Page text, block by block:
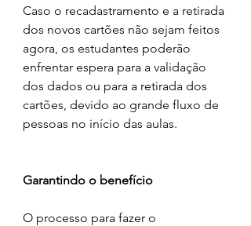
Caso o recadastramento e a retirada
dos novos cartões não sejam feitos
agora, os estudantes poderão
enfrentar espera para a validação
dos dados ou para a retirada dos
cartões, devido ao grande fluxo de
pessoas no início das aulas.
Garantindo o benefício
O processo para fazer o